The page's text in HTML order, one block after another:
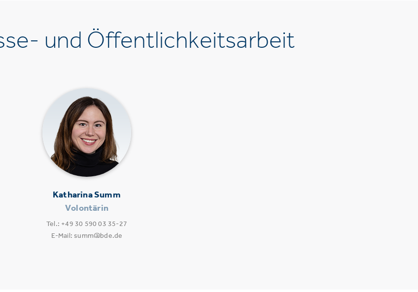
und Öffentlichkeitsarbeit
Katharina Summ
Volontärin
Tel.: +49 30 590 03 35-27
E-Mail: summ@bde.de